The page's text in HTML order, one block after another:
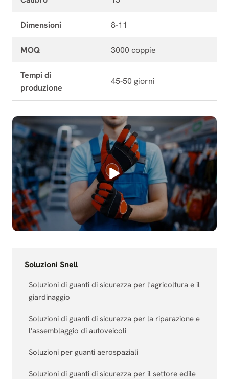
Dimensioni 8-11
MOQ 3000 coppie
Tempi di
produzione
45-50 giorni
Soluzioni Snell
Soluzioni di guanti di sicurezza per l'agricoltura e il
giardinaggio
Soluzioni di guanti di sicurezza per la riparazione e
l'assemblaggio di autoveicoli
Soluzioni per guanti aerospaziali
Soluzioni di guanti di sicurezza per il settore edile